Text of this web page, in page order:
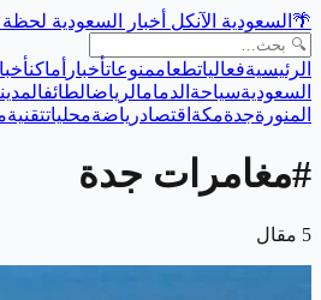
🌴 السعودية الآنكل أخبار السعودية
الرئيسيةفعالياتطعاممنوعاتأخبار أماكن
السعوديةسياحة الدمامالرياضالطائف
المنورةجدةمكة اقتصادرياضةمحلياتتقنية
#مغامرات جدة
5 مقال